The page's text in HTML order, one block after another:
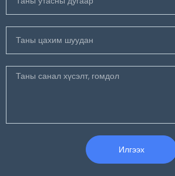
Илгээх